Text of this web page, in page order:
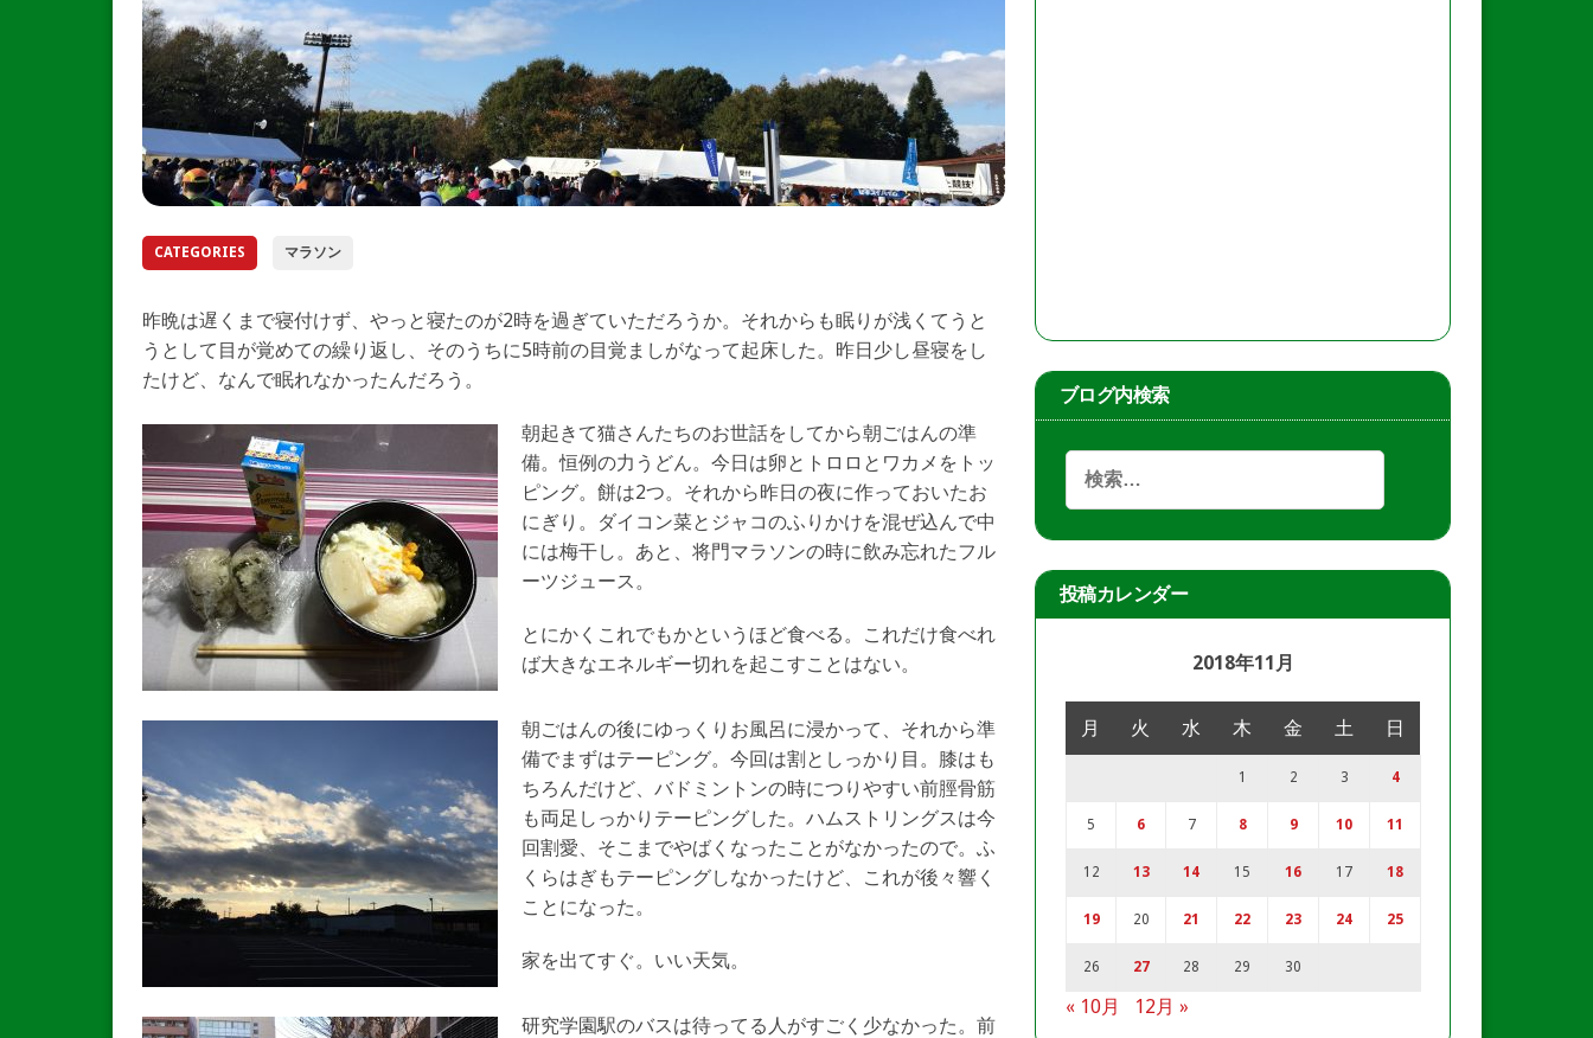
CATEGORIES マラソン
昨晩は遅くまで寝付けず、やっと寝たのが2時を過ぎていただろうか。それからも眠りが浅くてうと
うとして目が覚めての繰り返し、そのうちに5時前の目覚ましがなって起床した。昨日少し昼寝をし
たけど、なんで眠れなかったんだろう。
朝起きて猫さんたちのお世話をしてから朝ごはんの準
備。恒例の力うどん。今日は卵とトロロとワカメをトッ
ピング。餅は2つ。それから昨日の夜に作っておいたお
にぎり。ダイコン菜とジャコのふりかけを混ぜ込んで中
には梅干し。あと、将門マラソンの時に飲み忘れたフル
ーツジュース。
とにかくこれでもかというほど食べる。これだけ食べれ
ば大きなエネルギー切れを起こすことはない。
朝ごはんの後にゆっくりお風呂に浸かって、それから準
備でまずはテーピング。今回は割としっかり目。膝はも
ちろんだけど、バドミントンの時につりやすい前脛骨筋
も両足しっかりテーピングした。ハムストリングスは今
回割愛、そこまでやばくなったことがなかったので。ふ
くらはぎもテーピングしなかったけど、これが後々響く
ことになった。
家を出てすぐ。いい天気。
研究学園駅のバスは待ってる人がすごく少なかった。前
ブログ内検索
投稿カレンダー
2018年11月
月 火 水 木 金 土 日
1 2 3 4
5 6 7 8 9 10 11
12 13 14 15 16 17 18
19 20 21 22 23 24 25
26 27 28 29 30
« 10月 12月 »